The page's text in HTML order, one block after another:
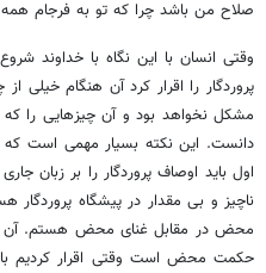
صلاح من باشد چرا که تو به فرجام همه
وقتی انسان با این نگاه با خداوند
پروردگار را اقرار کرد آن هنگام خیلی
مشکل نخواهد بود و آن چیزهایی را که
دانست. این نکته بسیار مهمی است که
اول باید اوصاف پروردگار را بر زبان
ناچیز و بی مقدار در پیشگاه پروردگار
محضدر مقابلغنای محض هستم. آن
حکمت محض است وقتی اقرار کردیم